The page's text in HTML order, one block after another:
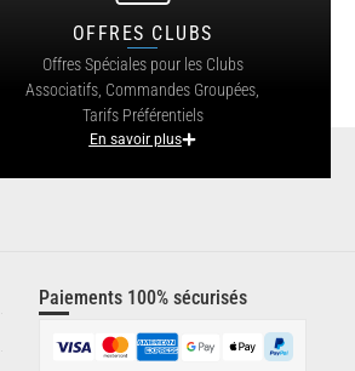
OFFRES CLUBS
Offres Spéciales pour les Clubs
Associatifs, Commandes Groupées,
Tarifs Préférentiels
En savoir plus
Paiements 100% sécurisés